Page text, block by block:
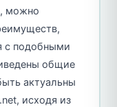
можно
с подобными
общие
актуальны
исходя из